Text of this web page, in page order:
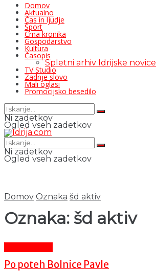
Domov
Aktualno
Čas in ljudje
Šport
Črna kronika
Gospodarstvo
Kultura
Časopis
Spletni arhiv Idrijske novice
TV Studio
Zadnje slovo
Mali oglasi
Promocijsko besedilo
Ni zadetkov
Ogled vseh zadetkov
Ni zadetkov
Ogled vseh zadetkov
Domov Oznaka šd aktiv
Oznaka: šd aktiv
Po poteh Bolnice Pavle